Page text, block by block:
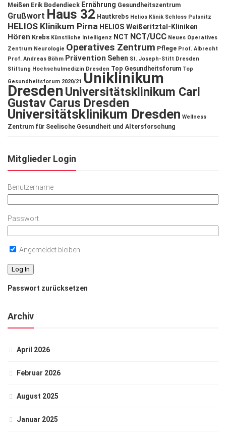
Meißen Erik Bodendieck Ernährung Gesundheitszentrum
Grußwort Haus 32 Hautkrebs Helios Klinik Schloss Pulsnitz
HELIOS Klinikum Pirna HELIOS Weißeritztal-Kliniken
Hören Krebs Künstliche Intelligenz NCT NCT/UCC Neues Operatives
Zentrum Neurologie Operatives Zentrum Pflege Prof. Albrecht
Prof. Andreas Böhm Prävention Sehen St. Joseph-Stift Dresden
Stiftung Hochschulmedizin Dresden Top Gesundheitsforum Top
Gesundheitsforum 2020/21 Uniklinikum
DresdenUniversitätsklinikum Carl
Gustav Carus Dresden
Universitätsklinikum Dresden Wellness
Zentrum für Seelische Gesundheit und Altersforschung
Mitglieder Login
Benutzername
Passwort
Angemeldet bleiben
Passwort zurücksetzen
Archiv
April 2026
Februar 2026
August 2025
Januar 2025